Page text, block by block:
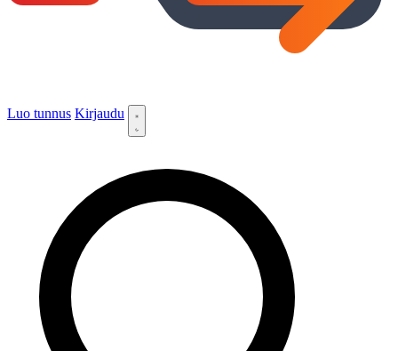
Luo tunnus Kirjaudu